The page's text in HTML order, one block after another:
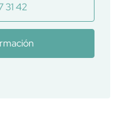
31 42